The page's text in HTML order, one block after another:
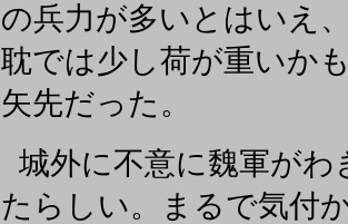
の兵力が多いとはいえ
耽では少し荷が重いか
矢先だった。
城外に不意に魏軍が
たらしい。まるで気付